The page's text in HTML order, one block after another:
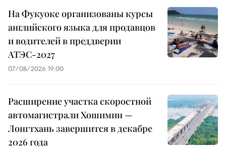
На Фукуоке организованы курсы
английского языка для продавцов
и водителей в преддверии
АТЭС-2027
07/08/2026 19:00
Расширение участка скоростной
автомагистрали Хошимин —
Лонгтхань завершится в декабре
2026 года